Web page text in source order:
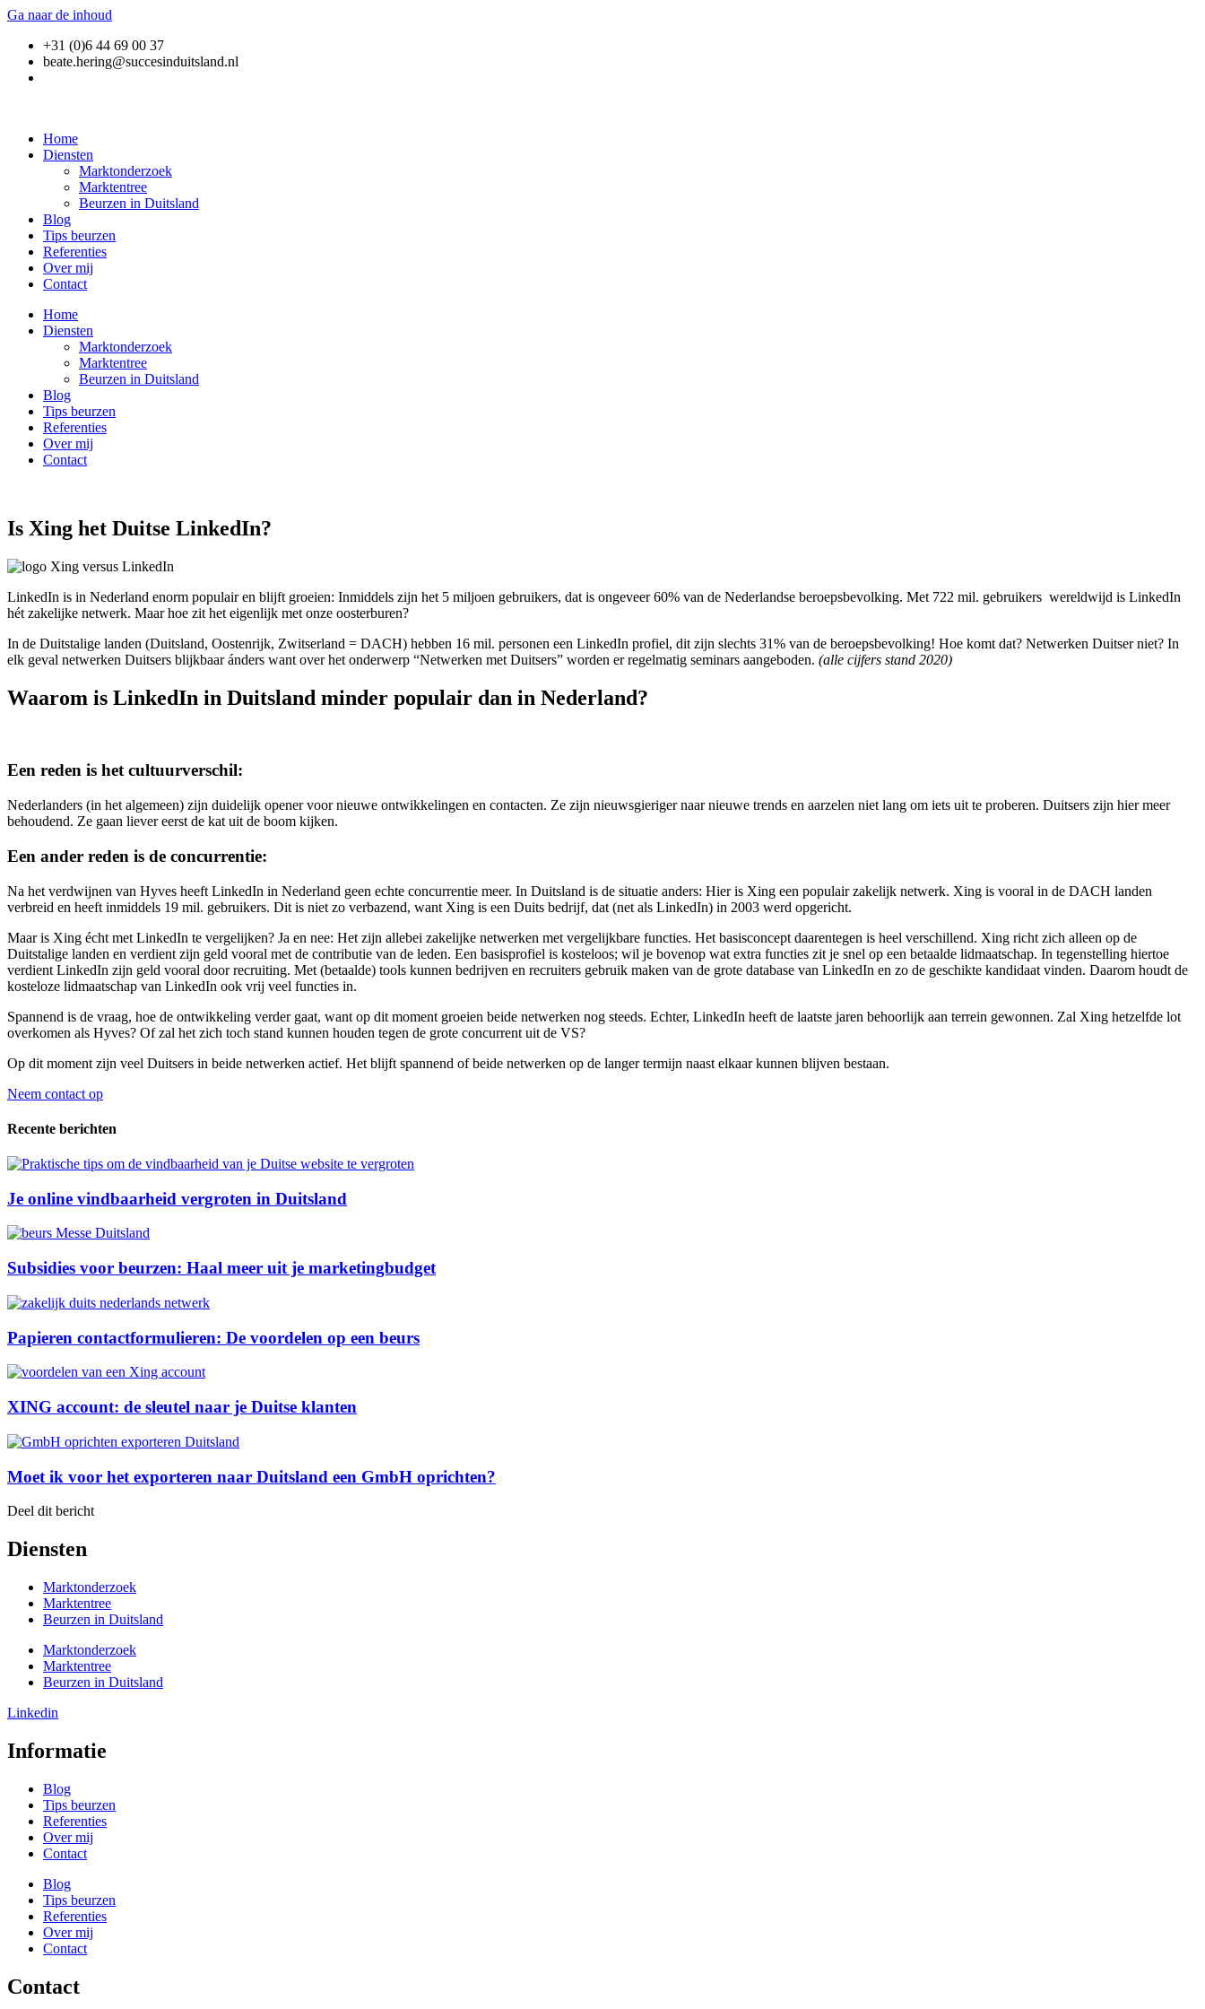
Ga naar de inhoud
+31 (0)6 44 69 00 37
beate.hering@succesinduitsland.nl
Home
Diensten
Marktonderzoek
Marktentree
Beurzen in Duitsland
Blog
Tips beurzen
Referenties
Over mij
Contact
Home
Diensten
Marktonderzoek
Marktentree
Beurzen in Duitsland
Blog
Tips beurzen
Referenties
Over mij
Contact
Is Xing het Duitse LinkedIn?
LinkedIn is in Nederland enorm populair en blijft groeien: Inmiddels zijn het 5 miljoen gebruikers, dat is ongeveer 60% van de Nederlandse beroepsbevolking. Met 722 mil. gebruikers wereldwijd is LinkedIn
hét zakelijke netwerk. Maar hoe zit het eigenlijk met onze oosterburen?
In de Duitstalige landen (Duitsland, Oostenrijk, Zwitserland = DACH) hebben 16 mil. personen een LinkedIn profiel, dit zijn slechts 31% van de beroepsbevolking! Hoe komt dat? Netwerken Duitser niet? In
elk geval netwerken Duitsers blijkbaar ánders want over het onderwerp “Netwerken met Duitsers” worden er regelmatig seminars aangeboden. (alle cijfers stand 2020)
Waarom is LinkedIn in Duitsland minder populair dan in Nederland?
Een reden is hetcultuurverschil:
Nederlanders (in het algemeen) zijn duidelijk opener voor nieuwe ontwikkelingen en contacten. Ze zijn nieuwsgieriger naar nieuwe trends en aarzelen niet lang om iets uit te proberen. Duitsers zijn hier meer
behoudend. Ze gaan liever eerst de kat uit de boom kijken.
Een ander reden is de concurrentie:
Na het verdwijnen van Hyves heeft LinkedIn in Nederland geen echte concurrentie meer. In Duitsland is de situatie anders: Hier is Xing een populair zakelijk netwerk. Xing is vooral in de DACH landen
verbreid en heeft inmiddels 19 mil. gebruikers. Dit is niet zo verbazend, want Xing is een Duits bedrijf, dat (net als LinkedIn) in 2003 werd opgericht.
Maar is Xing écht met LinkedIn te vergelijken? Ja en nee: Het zijn allebei zakelijke netwerken met vergelijkbare functies. Het basisconcept daarentegen is heel verschillend. Xing richt zich alleen op de
Duitstalige landen en verdient zijn geld vooral met de contributie van de leden. Een basisprofiel is kosteloos; wil je bovenop wat extra functies zit je snel op een betaalde lidmaatschap. In tegenstelling hiertoe
verdient LinkedIn zijn geld vooral door recruiting. Met (betaalde) tools kunnen bedrijven en recruiters gebruik maken van de grote database van LinkedIn en zo de geschikte kandidaat vinden. Daarom houdt de
kosteloze lidmaatschap van LinkedIn ook vrij veel functies in.
Spannend is de vraag, hoe de ontwikkeling verder gaat, want op dit moment groeien beide netwerken nog steeds. Echter, LinkedIn heeft de laatste jaren behoorlijk aan terrein gewonnen. Zal Xing hetzelfde lot
overkomen als Hyves? Of zal het zich toch stand kunnen houden tegen de grote concurrent uit de VS?
Op dit moment zijn veel Duitsers in beide netwerken actief. Het blijft spannend of beide netwerken op de langer termijn naast elkaar kunnen blijven bestaan.
Neem contact op
Recente berichten
Je online vindbaarheid vergroten in Duitsland
Subsidies voor beurzen: Haal meer uit je marketingbudget
Papieren contactformulieren: De voordelen op een beurs
XING account: de sleutel naar je Duitse klanten
Moet ik voor het exporteren naar Duitsland een GmbH oprichten?
Deel dit bericht
Diensten
Marktonderzoek
Marktentree
Beurzen in Duitsland
Marktonderzoek
Marktentree
Beurzen in Duitsland
Linkedin
Informatie
Blog
Tips beurzen
Referenties
Over mij
Contact
Blog
Tips beurzen
Referenties
Over mij
Contact
Contact